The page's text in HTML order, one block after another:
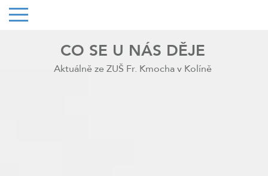
CO SE U NÁS DĚJE
Aktuálně ze ZUŠ Fr. Kmocha v Kolíně